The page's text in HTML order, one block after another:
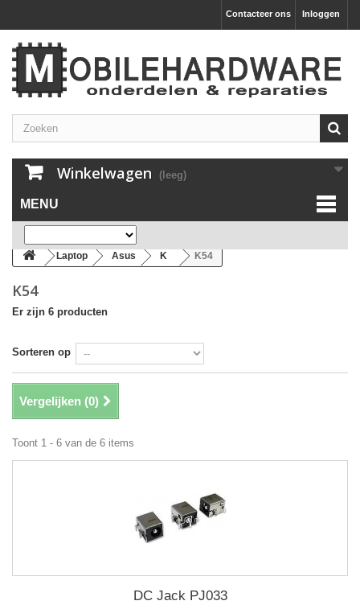
Inloggen
Contacteer ons
Winkelwagen (leeg)
MENU
Laptop Asus K K54
K54
Er zijn 6 producten
Sorteren op
Vergelijken (0)
Toont 1 - 6 van de 6 items
DC Jack PJ033